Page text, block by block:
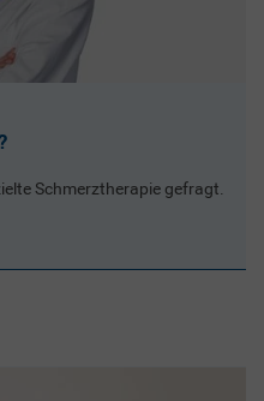
Schmerztherapie gefragt.